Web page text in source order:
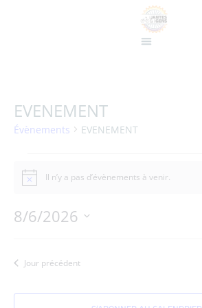
EVENEMENT
Évènements EVENEMENT
Notice Il n’y a pas d’évènements à venir.
8/6/2026
Jour précédent